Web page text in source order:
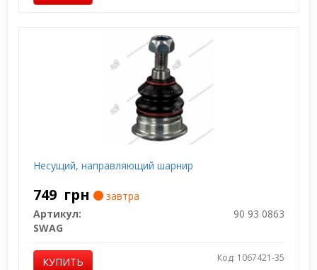
Несущий, направляющий шарнир
749 грн
завтра
Артикул:
90 93 0863
SWAG
КУПИТЬ Код: 1067421-35